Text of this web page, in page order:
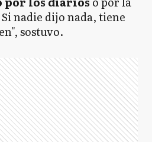
nadie dijo nada, tiene
sostuvo.